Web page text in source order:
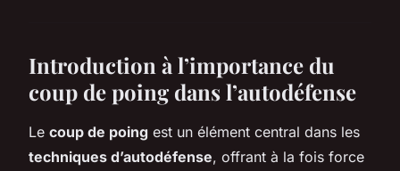
Introduction à l’importance du
coup de poing dans l’autodéfense
Le coup de poing est un élément central dans les
techniques d’autodéfense, offrant à la fois force